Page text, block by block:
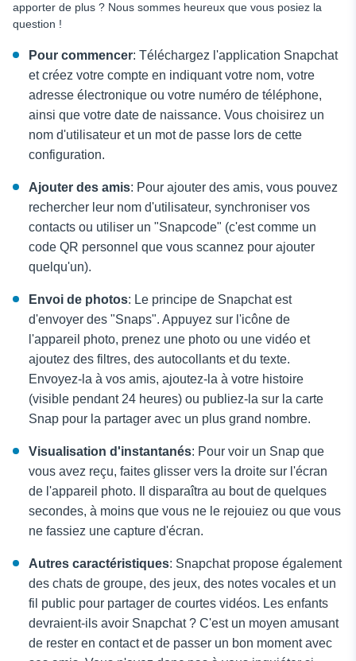
apporter de plus ? Nous sommes heureux que vous posiez la
question !
Pour commencer: Téléchargez l'application Snapchat
et créez votre compte en indiquant votre nom, votre
adresse électronique ou votre numéro de téléphone,
ainsi que votre date de naissance. Vous choisirez un
nom d'utilisateur et un mot de passe lors de cette
configuration.
Ajouter des amis: Pour ajouter des amis, vous pouvez
rechercher leur nom d'utilisateur, synchroniser vos
contacts ou utiliser un "Snapcode" (c'est comme un
code QR personnel que vous scannez pour ajouter
quelqu'un).
Envoi de photos: Le principe de Snapchat est
d'envoyer des "Snaps". Appuyez sur l'icône de
l'appareil photo, prenez une photo ou une vidéo et
ajoutez des filtres, des autocollants et du texte.
Envoyez-la à vos amis, ajoutez-la à votre histoire
(visible pendant 24 heures) ou publiez-la sur la carte
Snap pour la partager avec un plus grand nombre.
Visualisation d'instantanés: Pour voir un Snap que
vous avez reçu, faites glisser vers la droite sur l'écran
de l'appareil photo. Il disparaîtra au bout de quelques
secondes, à moins que vous ne le rejouiez ou que vous
ne fassiez une capture d'écran.
Autres caractéristiques: Snapchat propose également
des chats de groupe, des jeux, des notes vocales et un
fil public pour partager de courtes vidéos. Les enfants
devraient-ils avoir Snapchat ? C'est un moyen amusant
de rester en contact et de passer un bon moment avec